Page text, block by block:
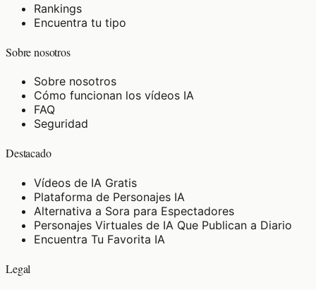
Rankings
Encuentra tu tipo
Sobre nosotros
Sobre nosotros
Cómo funcionan los vídeos IA
FAQ
Seguridad
Destacado
Vídeos de IA Gratis
Plataforma de Personajes IA
Alternativa a Sora para Espectadores
Personajes Virtuales de IA Que Publican a Diario
Encuentra Tu Favorita IA
Legal